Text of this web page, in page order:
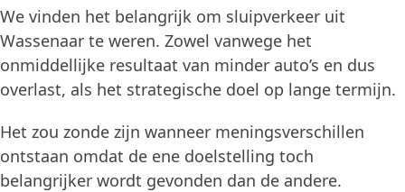
We vinden het belangrijk om sluipverkeer uit
Wassenaar te weren. Zowel vanwege het
onmiddellijke resultaat van minder auto’s en dus
overlast, als het strategische doel op lange termijn.
Het zou zonde zijn wanneer meningsverschillen
ontstaan omdat de ene doelstelling toch
belangrijker wordt gevonden dan de andere.